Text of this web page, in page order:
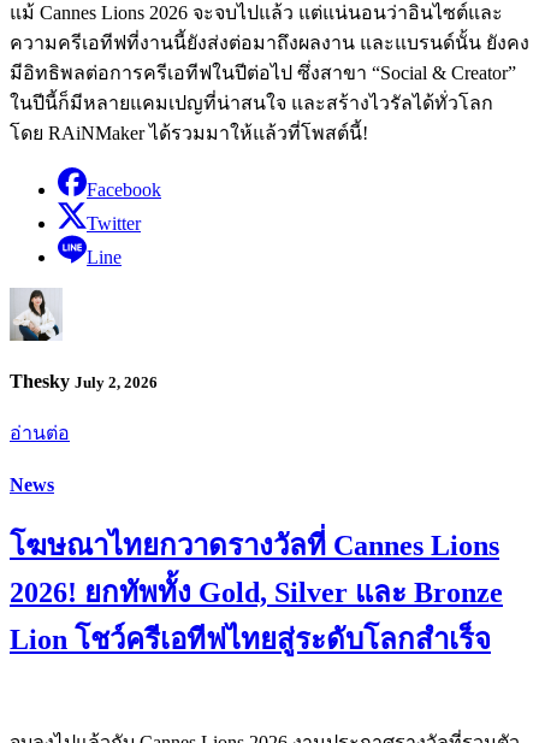
แม้ Cannes Lions 2026 จะจบไปแล้ว แต่แน่นอนว่าอินไซต์และ
ความครีเอทีฟที่งานนี้ยังส่งต่อมาถึงผลงาน และแบรนด์นั้น ยังคง
มีอิทธิพลต่อการครีเอทีฟในปีต่อไป ซึ่งสาขา “Social & Creator”
ในปีนี้ก็มีหลายแคมเปญที่น่าสนใจ และสร้างไวรัลได้ทั่วโลก
โดย RAiNMaker ได้รวมมาให้แล้วที่โพสต์นี้!
Facebook
Twitter
Line
Thesky July 2, 2026
อ่านต่อ
News
โฆษณาไทยกวาดรางวัลที่ Cannes Lions
2026! ยกทัพทั้ง Gold, Silver และ Bronze
Lion โชว์ครีเอทีฟไทยสู่ระดับโลกสำเร็จ